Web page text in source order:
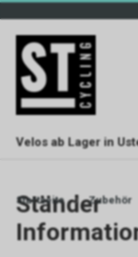
Velos ab Lager in
Startseite Zubehör
Ständer